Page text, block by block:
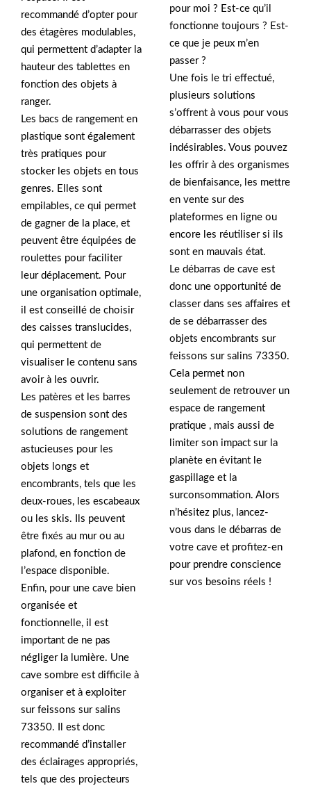
recommandé d’opter pour
des étagères modulables,
qui permettent d’adapter la
hauteur des tablettes en
fonction des objets à
ranger.
Les bacs de rangement en
plastique sont également
très pratiques pour
stocker les objets en tous
genres. Elles sont
empilables, ce qui permet
de gagner de la place, et
peuvent être équipées de
roulettes pour faciliter
leur déplacement. Pour
une organisation optimale,
il est conseillé de choisir
des caisses translucides,
qui permettent de
visualiser le contenu sans
avoir à les ouvrir.
Les patères et les barres
de suspension sont des
solutions de rangement
astucieuses pour les
objets longs et
encombrants, tels que les
deux-roues, les escabeaux
ou les skis. Ils peuvent
être fixés au mur ou au
plafond, en fonction de
l’espace disponible.
Enfin, pour une cave bien
organisée et
fonctionnelle, il est
important de ne pas
négliger la lumière. Une
cave sombre est difficile à
organiser et à exploiter
sur feissons sur salins
73350. Il est donc
recommandé d’installer
des éclairages appropriés,
tels que des projecteurs
pour moi ? Est-ce qu’il
fonctionne toujours ? Est-
ce que je peux m’en
passer ?
Une fois le tri effectué,
plusieurs solutions
s’offrent à vous pour vous
débarrasser des objets
indésirables. Vous pouvez
les offrir à des organismes
de bienfaisance, les mettre
en vente sur des
plateformes en ligne ou
encore les réutiliser si ils
sont en mauvais état.
Le débarras de cave est
donc une opportunité de
classer dans ses affaires et
de se débarrasser des
objets encombrants sur
feissons sur salins 73350.
Cela permet non
seulement de retrouver un
espace de rangement
pratique , mais aussi de
limiter son impact sur la
planète en évitant le
gaspillage et la
surconsommation. Alors
n’hésitez plus, lancez-
vous dans le débarras de
votre cave et profitez-en
pour prendre conscience
sur vos besoins réels !